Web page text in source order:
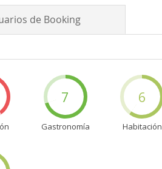
de Booking
7
Gastronomía
6
Habitación